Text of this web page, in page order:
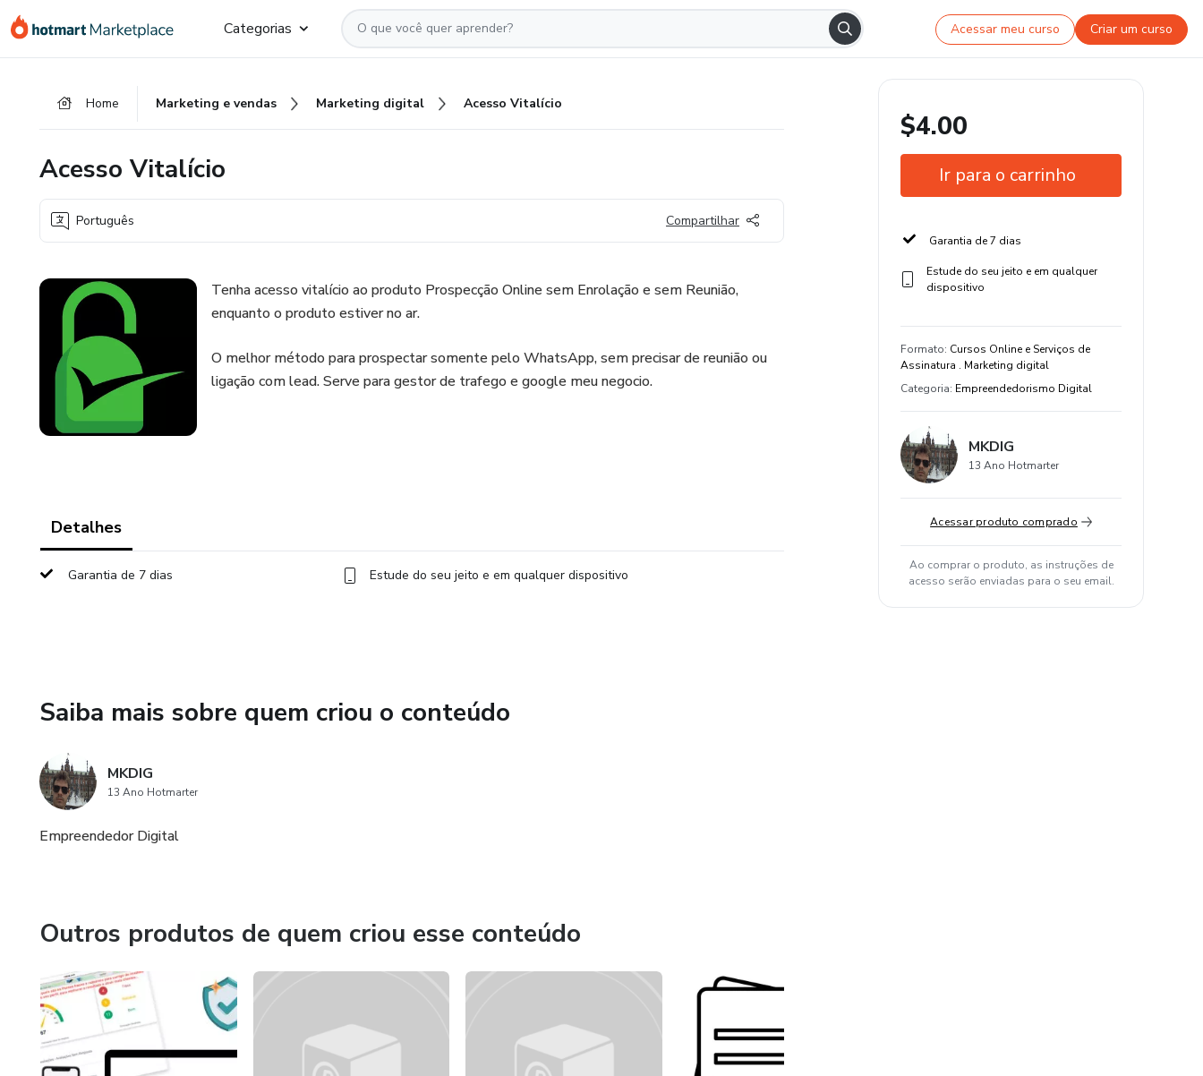
para
para
para
Categorias Acessar meu curso Criar um curso
Home Marketing e vendas Marketing digital Acesso Vitalício
Acesso Vitalício
Português Compartilhar
Tenha acesso vitalício ao produto Prospecção Online sem Enrolação e sem Reunião,
enquanto o produto estiver no ar.
O melhor método para prospectar somente pelo WhatsApp, sem precisar de reunião ou
ligação com lead. Serve para gestor de trafego e google meu negocio.
Detalhes
Garantia de 7 dias Estude do seu jeito e em qualquer dispositivo
Saiba mais sobre quem criou o conteúdo
MKDIG
13 Ano Hotmarter
Empreendedor Digital
Outros produtos de quem criou esse conteúdo
$4.00
Ir para o carrinho
Garantia de 7 dias
Estude do seu jeito e em qualquer
dispositivo
Formato: Cursos Online e Serviços de
Assinatura . Marketing digital
Categoria: Empreendedorismo Digital
MKDIG
13 Ano Hotmarter
Acessar produto comprado
Ao comprar o produto, as instruções de
acesso serão enviadas para o seu email.